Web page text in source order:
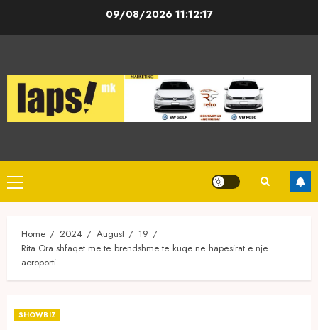
09/08/2026 11:12:17
Primary
Menu
Home 2024 August
19
Rita Ora shfaqet me të brendshme të kuqe në hapësirat e një
aeroporti
SHOWBIZ